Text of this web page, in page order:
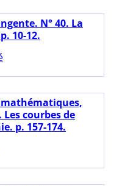
N° 40. La
10-12.
courbes de
p. 157-174.